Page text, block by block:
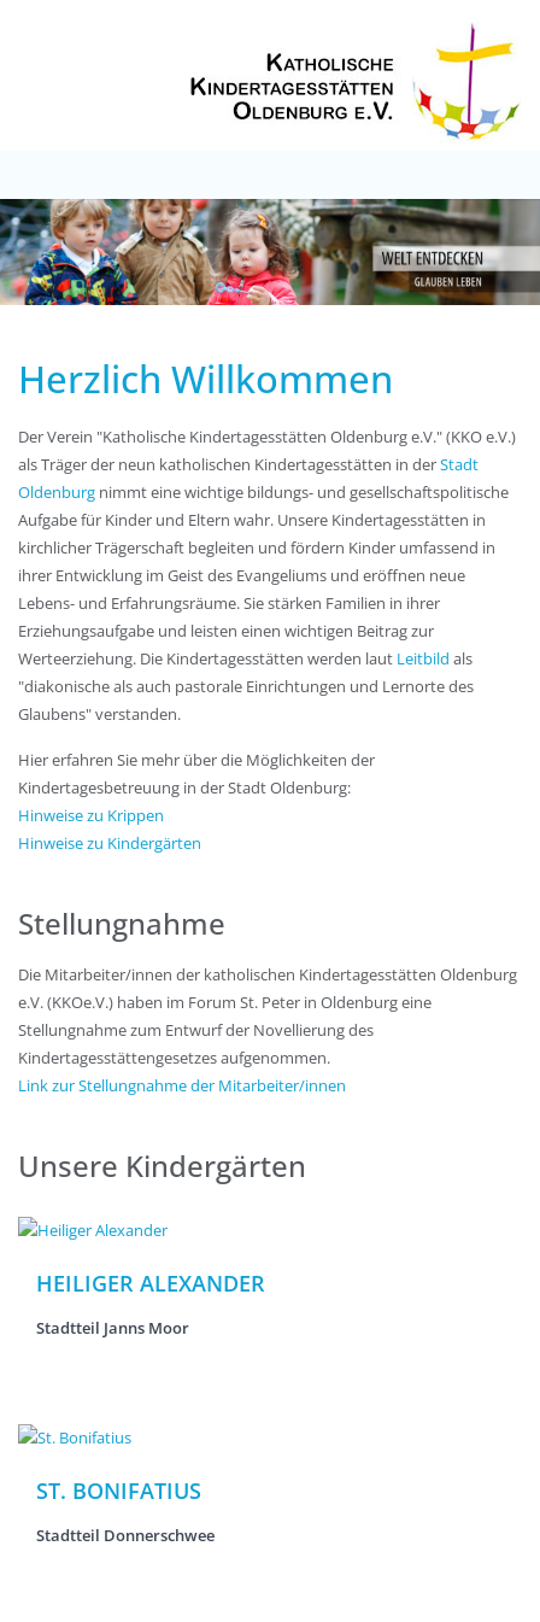
Herzlich Willkommen
Der Verein "Katholische Kindertagesstätten Oldenburg e.V." (KKO e.V.)
als Träger der neun katholischen Kindertagesstätten in derStadt
Oldenburg nimmt eine wichtige bildungs- und gesellschaftspolitische
Aufgabe für Kinder und Eltern wahr. Unsere Kindertagesstätten in
kirchlicher Trägerschaft begleiten und fördern Kinder umfassend in
ihrer Entwicklung im Geist des Evangeliums und eröffnen neue
Lebens- und Erfahrungsräume. Sie stärken Familien in ihrer
Erziehungsaufgabe und leisten einen wichtigen Beitrag zur
Werteerziehung. Die Kindertagesstätten werden laut Leitbild als
"diakonische als auch pastorale Einrichtungen und Lernorte des
Glaubens" verstanden.
Hier erfahren Sie mehr über die Möglichkeiten der
Kindertagesbetreuung in der Stadt Oldenburg:
Hinweise zu Krippen
Hinweise zu Kindergärten
Stellungnahme
Die Mitarbeiter/innen der katholischen Kindertagesstätten Oldenburg
e.V. (KKOe.V.) haben im Forum St. Peter in Oldenburg eine
Stellungnahme zum Entwurf der Novellierung des
Kindertagesstättengesetzes aufgenommen.
Link zur Stellungnahme der Mitarbeiter/innen
Unsere Kindergärten
HEILIGER ALEXANDER
Stadtteil Janns Moor
ST. BONIFATIUS
Stadtteil Donnerschwee